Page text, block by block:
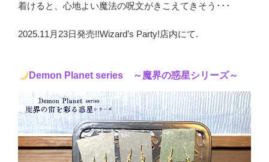
着けると、心地よい魔法の呪文がきこえてきそう･･･
2025.11月23日発売!!Wizard’s Party!店内にて.
Demon Planet series ～魔界の惑星シリーズ～